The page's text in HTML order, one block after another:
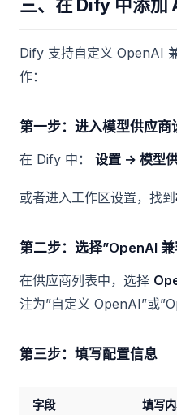
三、在 Dify 中添加
Dify 支持自定义 OpenAI
作：
第一步：进入模型供应商
在 Dify 中： 设置 → 模型
或者进入工作区设置，找到
第二步：选择”OpenAI 兼
在供应商列表中，选择
注为”自定义 OpenAI”或
第三步：填写配置信息
字段 填写